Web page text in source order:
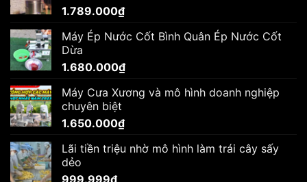
1.789.000₫
Máy Ép Nước Cốt Bình Quân Ép Nước Cốt
Dừa
1.680.000₫
Máy Cưa Xương và mô hình doanh nghiệp
chuyên biệt
1.650.000₫
Lãi tiền triệu nhờ mô hình làm trái cây sấy
dẻo
999.999₫